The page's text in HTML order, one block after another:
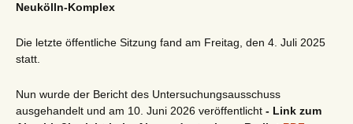
Neukölln-Komplex
Die letzte öffentliche Sitzung fand am Freitag, den 4. Juli 2025
statt.
Nun wurde der Bericht des Untersuchungsausschuss
ausgehandelt und am 10. Juni 2026 veröffentlicht - Link zum